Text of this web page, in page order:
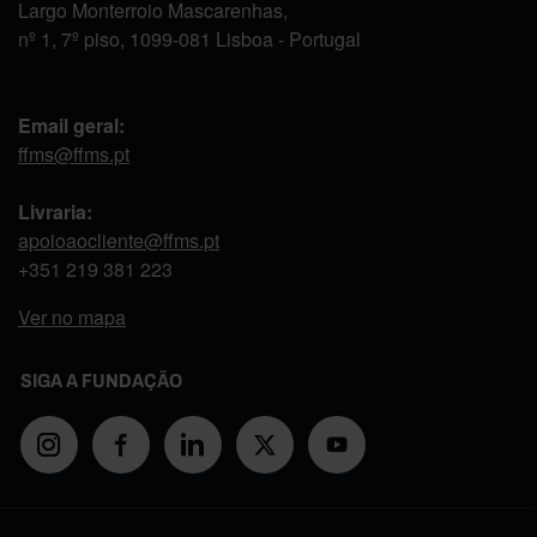
Largo Monterroio Mascarenhas,
nº 1, 7º piso, 1099-081 Lisboa - Portugal
Email geral:
ffms@ffms.pt
Livraria:
apoioaocliente@ffms.pt
+351 219 381 223
Ver no mapa
SIGA A FUNDAÇÃO